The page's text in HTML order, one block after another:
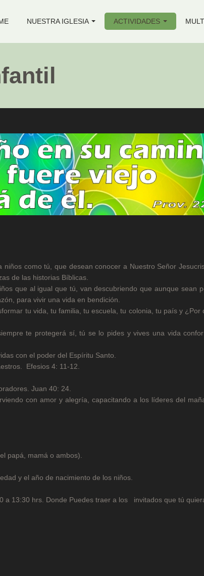
NUESTRA IGLESIA ACTIVIDADES
como tú, que desean conocer a Nuestro Señor
de las historias Bíblicas.
que al igual que tú, van descubriendo que aunque sean
para vivir una vida en bendición.
tu vida, tu familia, tu escuela, tu colonia, tu país y ¿Por
te protegerá sí, tú se lo pides y vives una vida
con el poder del Espíritu Santo.
Efesios 4: 11-12.
Juan 40: 24.
con amor y alegría, capacitando a los líderes del
papá, mamá o ambos).
y el año de nacimiento de los niños.
a 13:30 hrs. Donde Puedes traer a los invitados que tú